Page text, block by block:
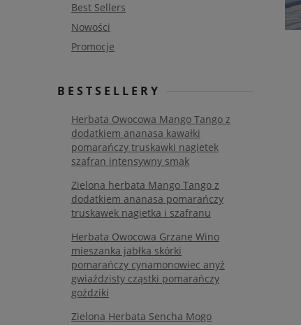
Best Sellers
Nowości
Promocje
BESTSELLERY
Herbata Owocowa Mango Tango z
dodatkiem ananasa kawałki
pomarańczy truskawki nagietek
szafran intensywny smak
Zielona herbata Mango Tango z
dodatkiem ananasa pomarańczy
truskawek nagietka i szafranu
Herbata Owocowa Grzane Wino
mieszanka jabłka skórki
pomarańczy cynamonowiec anyż
gwiaździsty cząstki pomarańczy
goździki
Zielona Herbata Sencha Mogo